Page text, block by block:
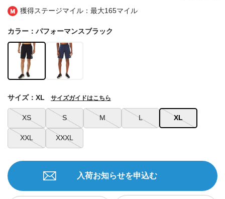
獲得ステージマイル：最大165マイル
カラー：パフォーマンスブラック
XS S M L XL
XXL XXXL
サイズ：XL サイズガイドはこちら
入荷お知らせを申込む